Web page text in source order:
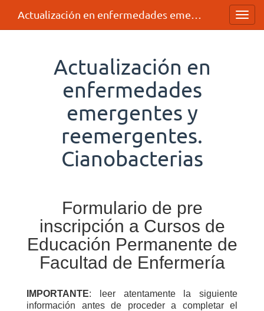
Actualización en
enfermedades
emergentes y
reemergentes.
Cianobacterias
Formulario de pre
inscripción a Cursos de
Educación Permanente de
Facultad de Enfermería
IMPORTANTE: leer atentamente la siguiente
información antes de proceder a completar el